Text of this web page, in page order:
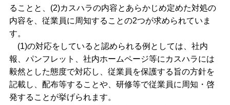
ることと、(2)カスハラの内容とあらかじめ定めた対処の
内容を、従業員に周知することの2つが求められていま
す。
(1)の対応をしていると認められる例としては、社内
報、パンフレット、社内ホームページ等にカスハラには
毅然とした態度で対応し、従業員を保護する旨の方針を
記載し、配布等することや、研修等で従業員に周知・啓
発することが挙げられます。